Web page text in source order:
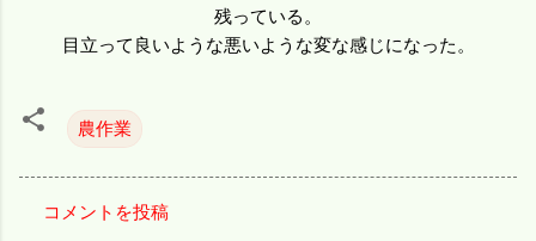
残っている。
目立って良いような悪いような変な感じになった。
農作業
コメントを投稿